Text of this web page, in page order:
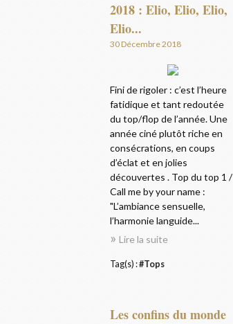
2018 : Elio, Elio, Elio,
Elio...
30 Décembre 2018
Fini de rigoler : c’est l’heure
fatidique et tant redoutée
du top/flop de l’année. Une
année ciné plutôt riche en
consécrations, en coups
d’éclat et en jolies
découvertes . Top du top 1 /
Call me by your name :
"L’ambiance sensuelle,
l’harmonie languide...
Lire la suite
Tag(s) :#Tops
Les confins du monde